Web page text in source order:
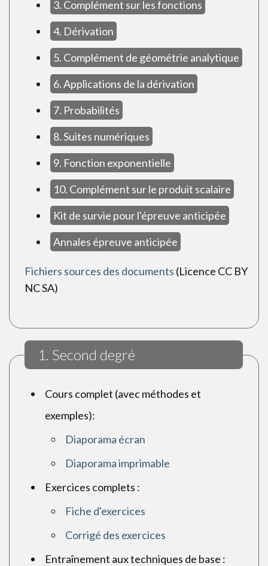
3. Complément sur les fonctions
4. Dérivation
5. Complément de géométrie analytique
6. Applications de la dérivation
7. Probabilités
8. Suites numériques
9. Fonction exponentielle
10. Complément sur le produit scalaire
Kit de survie pour l'épreuve anticipée
Annales épreuve anticipée
Fichiers sources des documents (Licence CC BY
NC SA)
1. Second degré
Cours complet (avec méthodes et
exemples):
Diaporama écran
Diaporama imprimable
Exercices complets :
Fiche d'exercices
Corrigé des exercices
Entraînement aux techniques de base :